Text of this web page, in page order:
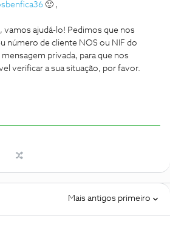
🙂 ,
, vamos ajudá-lo! Pedimos que nos
número de cliente NOS ou NIF do
privada, para que nos
verificar a sua situação, por favor.
Mais antigos primeiro